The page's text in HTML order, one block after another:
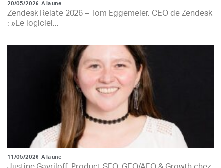
20/05/2026 A la une
Zendesk Relate 2026 – Tom Eggemeier, CEO de Zendesk
: »Le logiciel...
11/05/2026 A la une